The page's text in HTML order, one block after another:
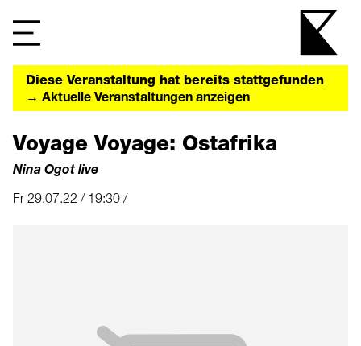
Diese Veranstaltung hat bereits stattgefunden
→ Aktuelle Veranstaltungen anzeigen
Voyage Voyage: Ostafrika
Nina Ogot live
Fr 29.07.22 / 19:30 /